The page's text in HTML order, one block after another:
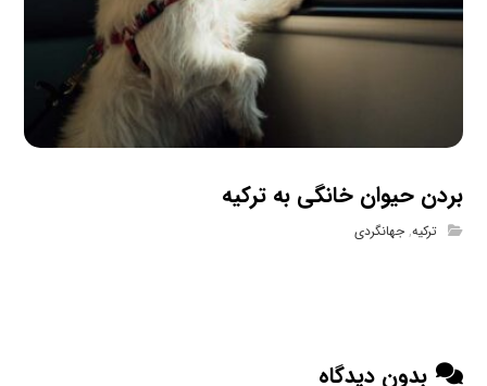
بردن حیوان خانگی به ترکیه
ترکیه,جهانگردی
بدون دیدگاه